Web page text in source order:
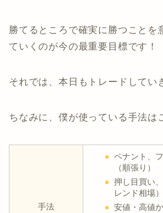
勝てるところで確実に勝つことを
ていくのが今の最重要目標です！
それでは、本日もトレードしてい
ちなみに、僕が使っている手法は
手法
ペナント、
（順張り）
押し目買い
レンド相場）
安値・高値